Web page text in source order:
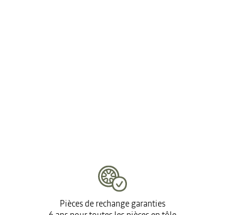
Pièces de rechange garanties